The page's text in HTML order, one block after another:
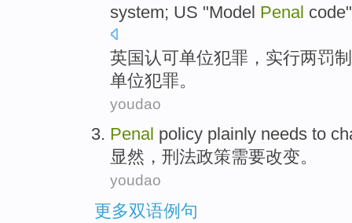
system; US "Model Penal code
英国认可单位犯罪 ， 实行两罚
单位犯罪。
youdao
Penal policy plainly needs to
显然 ， 刑法政策需要改变。
youdao
更多双语例句